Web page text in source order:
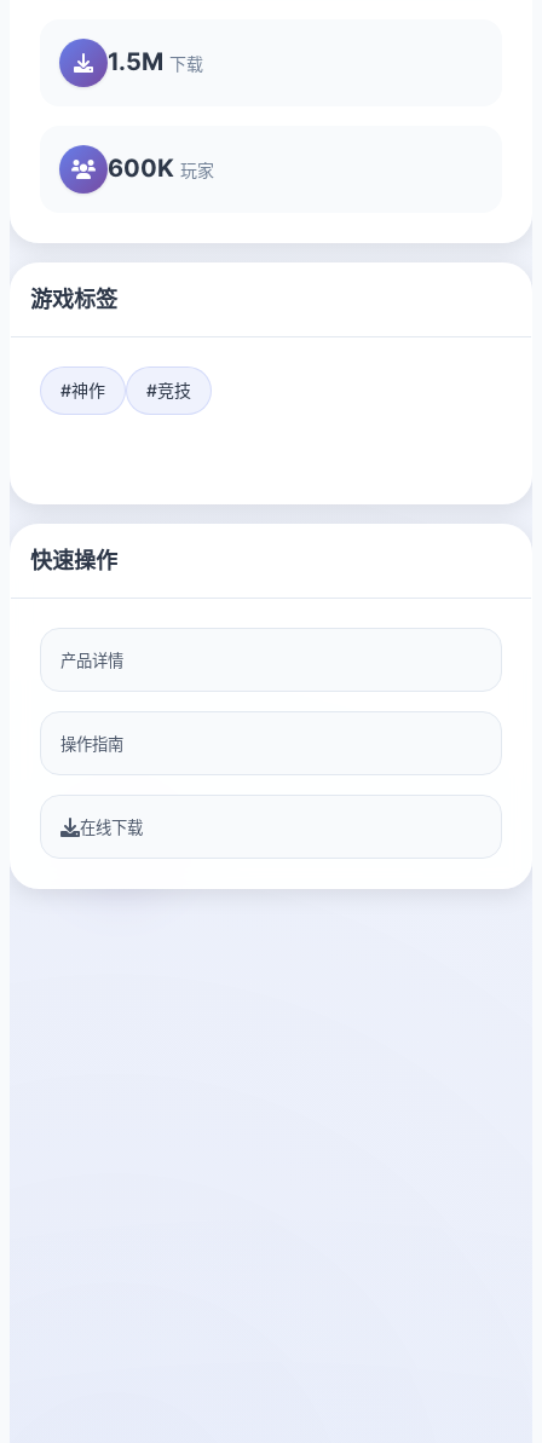
1.5M 下载
600K 玩家
游戏标签
#神作 #竞技
快速操作
产品详情
操作指南
在线下载